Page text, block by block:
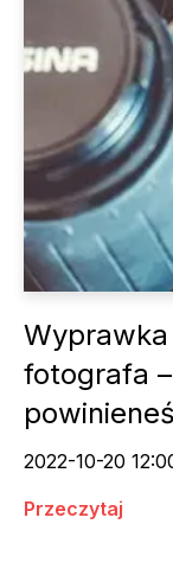
fotografa
2022-10-20
Przeczytaj